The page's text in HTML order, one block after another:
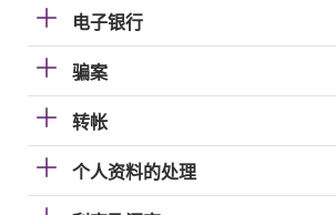
电子银行
骗案
转帐
个人资料的处理